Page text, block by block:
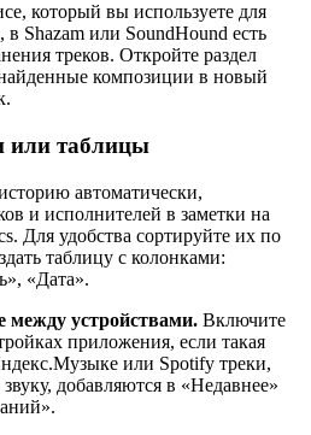
который вы используете для
Shazam или SoundHound есть
треков. Откройте раздел
композиции в новый
или таблицы
автоматически,
и исполнителей в заметки на
Для удобства сортируйте их по
таблицу с колонками:
«Дата».
между устройствами. Включите
приложения, если такая
или Spotify треки,
добавляются в «Недавнее»